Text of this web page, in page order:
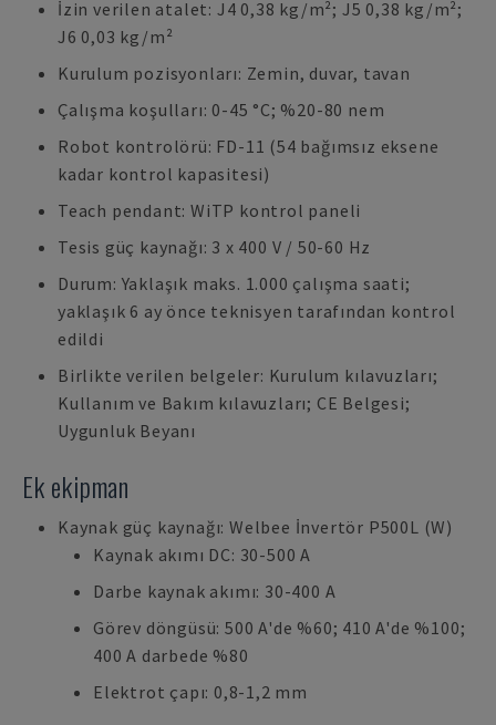
İzin verilen atalet: J4 0,38 kg/m²; J5 0,38 kg/m²;
J6 0,03 kg/m²
Kurulum pozisyonları: Zemin, duvar, tavan
Çalışma koşulları: 0-45 °C; %20-80 nem
Robot kontrolörü: FD-11 (54 bağımsız eksene
kadar kontrol kapasitesi)
Teach pendant: WiTP kontrol paneli
Tesis güç kaynağı: 3 x 400 V / 50-60 Hz
Durum: Yaklaşık maks. 1.000 çalışma saati;
yaklaşık 6 ay önce teknisyen tarafından kontrol
edildi
Birlikte verilen belgeler: Kurulum kılavuzları;
Kullanım ve Bakım kılavuzları; CE Belgesi;
Uygunluk Beyanı
Ek ekipman
Kaynak güç kaynağı: Welbee İnvertör P500L (W)
Kaynak akımı DC: 30-500 A
Darbe kaynak akımı: 30-400 A
Görev döngüsü: 500 A'de %60; 410 A'de %100;
400 A darbede %80
Elektrot çapı: 0,8-1,2 mm